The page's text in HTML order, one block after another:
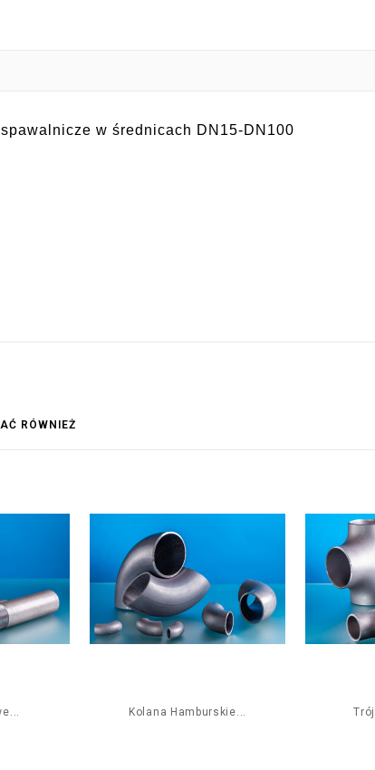
w średnicach DN15-DN100
RÓWNIEŻ
Kolana Hamburskie...